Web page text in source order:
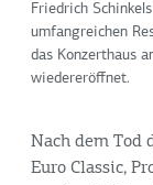
Friedrich
umfangreichen
das Konzerthaus
wiedereröffnet.
Nach dem Tod
Euro Classic,